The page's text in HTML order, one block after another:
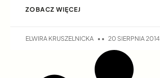
ZOBACZ WIĘCEJ
ELWIRA KRUSZELNICKA 20 SIERPNIA 2014